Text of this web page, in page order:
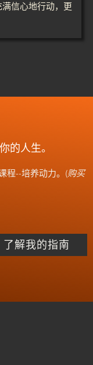
信心地行动，更
的人生。
程--培养动力。(购买
了解我的指南